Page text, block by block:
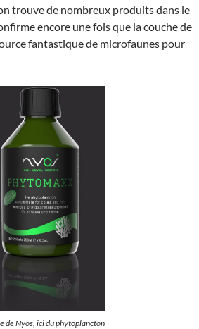
trouve de nombreux produits dans le
encore une fois que la couche de
fantastique de microfaunes pour
de Nyos, ici du phytoplancton